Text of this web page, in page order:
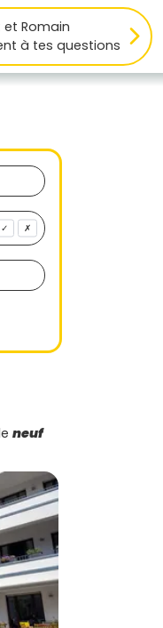
et Romain
à tes questions
✓ ✗
neuf